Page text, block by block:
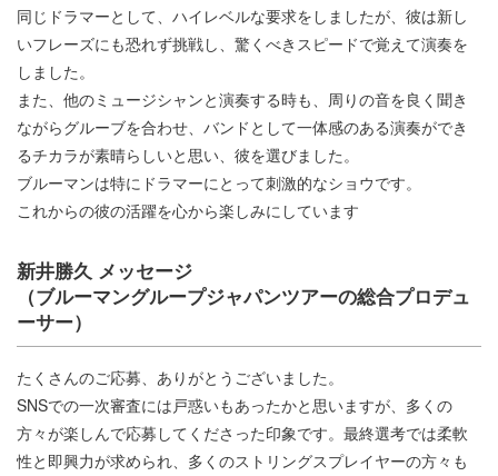
同じドラマーとして、ハイレベルな要求をしましたが、彼は新し
いフレーズにも恐れず挑戦し、驚くべきスピードで覚えて演奏を
しました。
また、他のミュージシャンと演奏する時も、周りの音を良く聞き
ながらグルーブを合わせ、バンドとして一体感のある演奏ができ
るチカラが素晴らしいと思い、彼を選びました。
ブルーマンは特にドラマーにとって刺激的なショウです。
これからの彼の活躍を心から楽しみにしています
新井勝久 メッセージ
（ブルーマングループジャパンツアーの総合プロデュ
ーサー）
たくさんのご応募、ありがとうございました。
SNSでの一次審査には戸惑いもあったかと思いますが、多くの
方々が楽しんで応募してくださった印象です。最終選考では柔軟
性と即興力が求められ、多くのストリングスプレイヤーの方々も